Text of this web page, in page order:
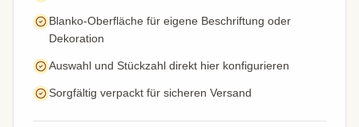
Blanko-Oberfläche für eigene Beschriftung oder
Dekoration
Auswahl und Stückzahl direkt hier konfigurieren
Sorgfältig verpackt für sicheren Versand